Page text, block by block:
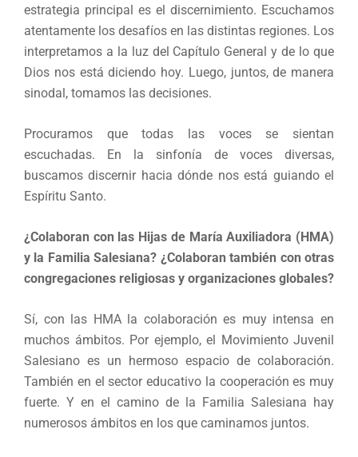
estrategia principal es el discernimiento. Escuchamos
atentamente los desafíos en las distintas regiones. Los
interpretamos a la luz del Capítulo General y de lo que
Dios nos está diciendo hoy. Luego, juntos, de manera
sinodal, tomamos las decisiones.
Procuramos que todas las voces se sientan
escuchadas. En la sinfonía de voces diversas,
buscamos discernir hacia dónde nos está guiando el
Espíritu Santo.
¿Colaboran con las Hijas de María Auxiliadora (HMA)
y la Familia Salesiana? ¿Colaboran también con otras
congregaciones religiosas y organizaciones globales?
Sí, con las HMA la colaboración es muy intensa en
muchos ámbitos. Por ejemplo, el Movimiento Juvenil
Salesiano es un hermoso espacio de colaboración.
También en el sector educativo la cooperación es muy
fuerte. Y en el camino de la Familia Salesiana hay
numerosos ámbitos en los que caminamos juntos.